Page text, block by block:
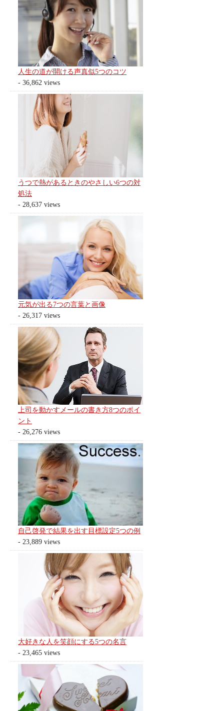
人生の道が開ける声真似5つのコツ
- 36,862 views
うつで熱があるときのやさしい6つの対
処法
- 28,637 views
元気が出る7つの言葉と画像
- 26,317 views
上司を動かすメールの書き方8つのポイ
ント
- 26,276 views
自己啓発で結果を出す目標設定5つの例
- 23,889 views
大好きな人を笑顔にする5つの名言
- 23,465 views